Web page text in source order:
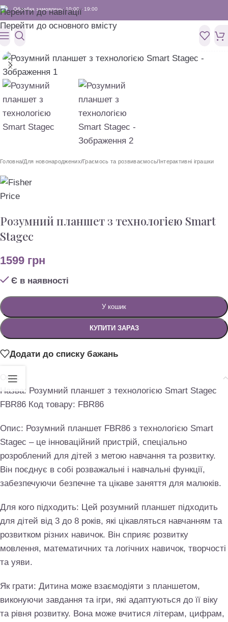
Перейти до навігації
Перейти до основного вмісту
Обробка замовлень: 10:00 - 19:00
Головна/Для новонароджених/Граємось та розвиваємось/Інтерактивні іграшки
Розумний планшет з технологією Smart
Stagec
1599 грн
Є в наявності
У кошик
КУПИТИ ЗАРАЗ
Додати до списку бажань
Опис
Назва: Розумний планшет з технологією Smart Stagec
FBR86 Код товару: FBR86
Опис: Розумний планшет FBR86 з технологією Smart
Stagec – це інноваційний пристрій, спеціально
розроблений для дітей з метою навчання та розвитку.
Він поєднує в собі розважальні і навчальні функції,
забезпечуючи безпечне та цікаве заняття для малюків.
Для кого підходить: Цей розумний планшет підходить
для дітей від 3 до 8 років, які цікавляться навчанням та
розвитком різних навичок. Він сприяє розвитку
мовлення, математичних та логічних навичок, творчості
та уяви.
Як грати: Дитина може взаємодіяти з планшетом,
виконуючи завдання та ігри, які адаптуються до її віку
та рівня розвитку. Вона може вчитися літерам, цифрам,